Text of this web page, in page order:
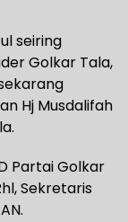
seiring
Golkar Tala,
Hj Musdalifah
Partai Golkar
Sekretaris